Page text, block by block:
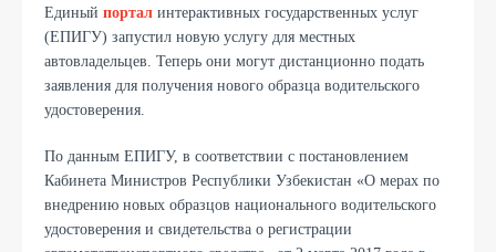
Единый портал интерактивных государственных услуг
(ЕПИГУ) запустил новую услугу для местных
автовладельцев. Теперь они могут дистанционно подать
заявления для получения нового образца водительского
удостоверения.
По данным ЕПИГУ, в соответствии с постановлением
Кабинета Министров Республики Узбекистан «О мерах по
внедрению новых образцов национального водительского
удостоверения и свидетельства о регистрации